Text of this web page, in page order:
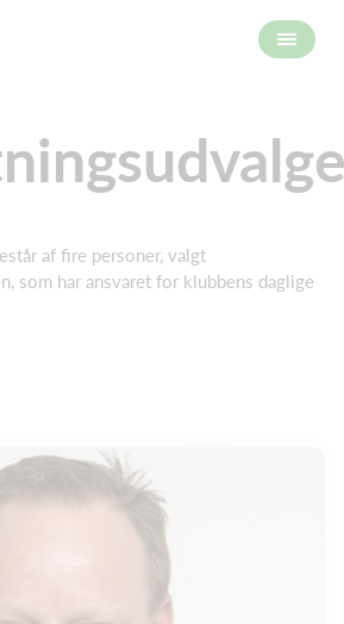
af fire personer, valgt
som har ansvaret for klubbens daglige